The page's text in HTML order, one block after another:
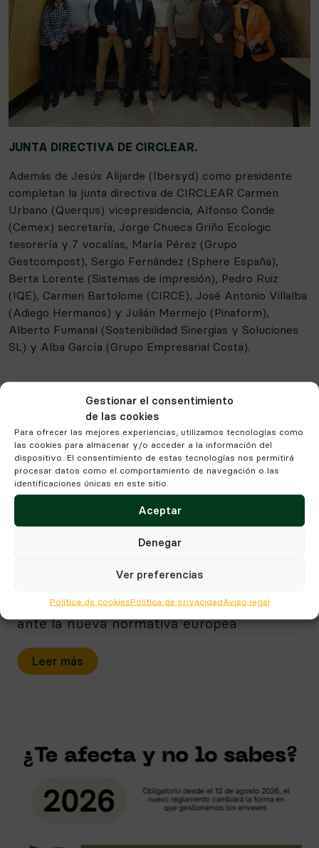
Gestionar el consentimiento
de las cookies
Para ofrecer las mejores experiencias, utilizamos tecnologías como
las cookies para almacenar y/o acceder a la información del
dispositivo. El consentimiento de estas tecnologías nos permitirá
procesar datos como el comportamiento de navegación o las
identificaciones únicas en este sitio.
Aceptar
Denegar
Ver preferencias
Política de cookiesPolítica de privacidadAviso legal
JUNTA DIRECTIVA DE CIRCLEAR.
Además de Jesús Alijarde (Ibersyd) como presidente
completan la junta directiva de CIRCLEAR Carmen
Urbano (Querqus) vicepresidencia, Alfonso Conde
(Cemex) secretaría, Jorge Chueca Griño Ecologic
tesorería y 7 vocalías, María Pérez (Grupo
Gestcompost), Sergio Fernández (Sphere España),
Berta Lorente (Sistemas de impresión), Pedro Ruiz
(IQE), Carmen Bartolome (CIRCE), José Antonio Villalba
(Adiego Hermanos) y Julián Mermejo (Pinaform),
Alberto Fumanal (Sostenibilidad Sinergias y Soluciones
SL) y Alba García (Grupo Empresarial Costa).
uso responsable de la Inteligencia Artificial
ante la nueva normativa europea
Leer más